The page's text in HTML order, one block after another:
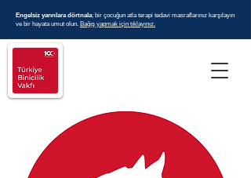
Engelsiz yarınlara dörtnala; bir çocuğun atla terapi tedavi masraflarınız karşılayın
ve bir hayata umut olun. Bağış yapmak için tıklayınız.